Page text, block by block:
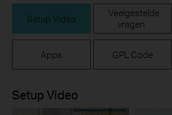
Setup Video
Veelgestelde
vragen
Apps GPL Code
Setup Video